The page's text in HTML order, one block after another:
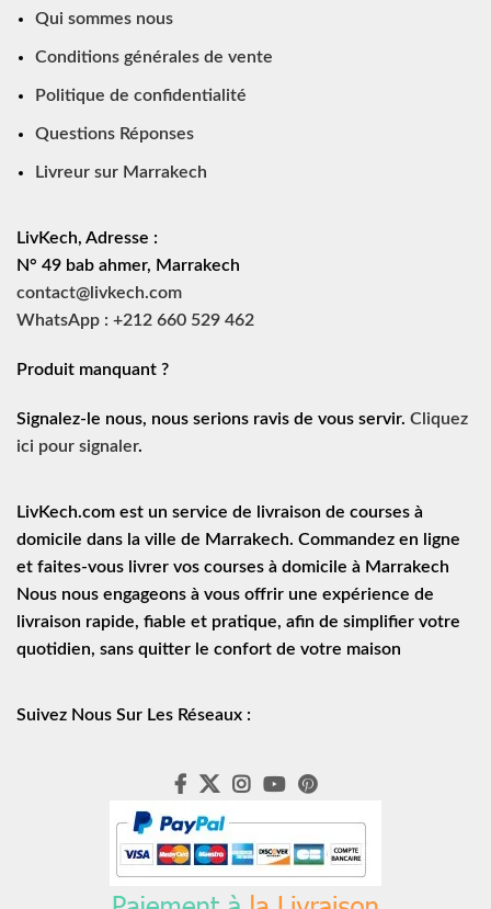
Qui sommes nous
Conditions générales de vente
Politique de confidentialité
Questions Réponses
Livreur sur Marrakech
LivKech, Adresse :
N° 49 bab ahmer, Marrakech
contact@livkech.com
WhatsApp : +212 660 529 462
Produit manquant ?
Signalez-le nous, nous serions ravis de vous servir. Cliquez
ici pour signaler.
LivKech.com est un service de
livraison de courses à
domicile dans la ville de Marrakech. Commandez en ligne
et faites-vous livrer vos courses à domicile à Marrakech
Nous nous engageons à vous offrir une expérience de
livraison rapide, fiable et pratique, afin de simplifier votre
quotidien, sans quitter le confort de votre maison
Suivez Nous Sur Les Réseaux :